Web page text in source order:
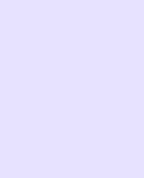
Claudia
Deskundigen